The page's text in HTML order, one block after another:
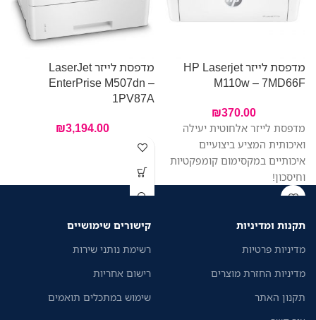
מדפסת לייזר HP Laserjet
M110w – 7MD66F
₪370.00
מדפסת לייזר אלחוטית יעילה
ואיכותית המציע ביצועיים
איכותיים במקסימום קומפקטיות
וחיסכון!
מדפסת לייזר LaserJet
EnterPrise M507dn –
1PV87A
₪3,194.00
תקנות ומדיניות
מדיניות פרטיות
מדיניות החזרת מוצרים
תקנון האתר
קישורים שימושיים
רשימת נותני שירות
רישום אחריות
שימוש במתכלים תואמים